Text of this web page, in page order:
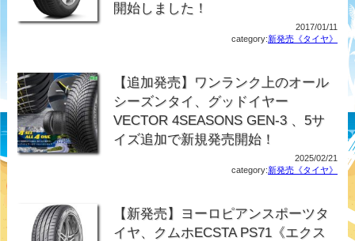
開始しました！
2017/01/11
category:新発売《タイヤ》
【追加発売】ワンランク上のオール
シーズンタイ、グッドイヤー
VECTOR 4SEASONS GEN-3 、5サ
イズ追加で新規発売開始！
2025/02/21
category:新発売《タイヤ》
【新発売】ヨーロピアンスポーツタ
イヤ、クムホECSTA PS71《エクス